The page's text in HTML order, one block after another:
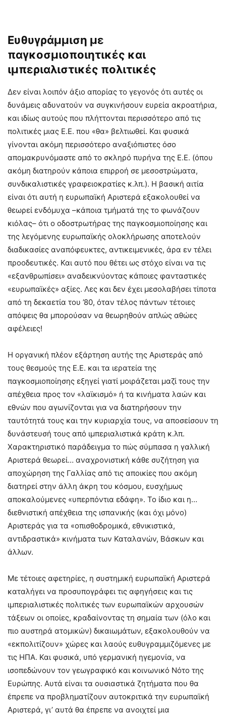
Ευθυγράμμιση με
παγκοσμιοποιητικές και
ιμπεριαλιστικές πολιτικές
Δεν είναι λοιπόν άξιο απορίας το γεγονός ότι αυτές οι
δυνάμεις αδυνατούν να συγκινήσουν ευρεία ακροατήρια,
και ιδίως αυτούς που πλήττονται περισσότερο από τις
πολιτικές μιας Ε.Ε. που «θα» βελτιωθεί. Και φυσικά
γίνονται ακόμη περισσότερο αναξιόπιστες όσο
απομακρυνόμαστε από το σκληρό πυρήνα της Ε.Ε. (όπου
ακόμη διατηρούν κάποια επιρροή σε μεσοστρώματα,
συνδικαλιστικές γραφειοκρατίες κ.λπ.). Η βασική αιτία
είναι ότι αυτή η ευρωπαϊκή Αριστερά εξακολουθεί να
θεωρεί ενδόμυχα –κάποια τμήματά της το φωνάζουν
κιόλας– ότι ο οδοστρωτήρας της παγκοσμιοποίησης και
της λεγόμενης ευρωπαϊκής ολοκλήρωσης αποτελούν
διαδικασίες αναπόφευκτες, αντικειμενικές, άρα εν τέλει
προοδευτικές. Και αυτό που θέτει ως στόχο είναι να τις
«εξανθρωπίσει» αναδεικνύοντας κάποιες φανταστικές
«ευρωπαϊκές» αξίες. Λες και δεν έχει μεσολαβήσει τίποτα
από τη δεκαετία του ’80, όταν τέλος πάντων τέτοιες
απόψεις θα μπορούσαν να θεωρηθούν απλώς αθώες
αφέλειες!
Η οργανική πλέον εξάρτηση αυτής της Αριστεράς από
τους θεσμούς της Ε.Ε. και τα ιερατεία της
παγκοσμιοποίησης εξηγεί γιατί μοιράζεται μαζί τους την
απέχθεια προς τον «λαϊκισμό» ή τα κινήματα λαών και
εθνών που αγωνίζονται για να διατηρήσουν την
ταυτότητά τους και την κυριαρχία τους, να αποσείσουν τη
δυνάστευσή τους από ιμπεριαλιστικά κράτη κ.λπ.
Χαρακτηριστικό παράδειγμα το πώς σύμπασα η γαλλική
Αριστερά θεωρεί… αναχρονιστική κάθε συζήτηση για
αποχώρηση της Γαλλίας από τις αποικίες που ακόμη
διατηρεί στην άλλη άκρη του κόσμου, ευσχήμως
αποκαλούμενες «υπερπόντια εδάφη». Το ίδιο και η…
διεθνιστική απέχθεια της ισπανικής (και όχι μόνο)
Αριστεράς για τα «οπισθοδρομικά, εθνικιστικά,
αντιδραστικά» κινήματα των Καταλανών, Βάσκων και
άλλων.
Με τέτοιες αφετηρίες, η συστημική ευρωπαϊκή Αριστερά
καταλήγει να προσυπογράφει τις αφηγήσεις και τις
ιμπεριαλιστικές πολιτικές των ευρωπαϊκών αρχουσών
τάξεων οι οποίες, κραδαίνοντας τη σημαία των (όλο και
πιο αυστηρά ατομικών) δικαιωμάτων, εξακολουθούν να
«εκπολιτίζουν» χώρες και λαούς ευθυγραμμιζόμενες με
τις ΗΠΑ. Και φυσικά, υπό γερμανική ηγεμονία, να
ισοπεδώνουν τον γεωγραφικό και κοινωνικό Νότο της
Ευρώπης. Αυτά είναι τα ουσιαστικά ζητήματα που θα
έπρεπε να προβληματίζουν αυτοκριτικά την ευρωπαϊκή
Αριστερά, γι’ αυτά θα έπρεπε να ανοιχτεί μια